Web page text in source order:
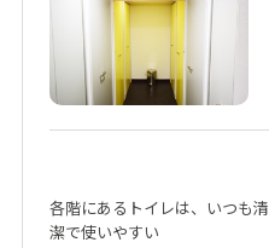
各階にあるトイレは、いつも清
潔で使いやすい